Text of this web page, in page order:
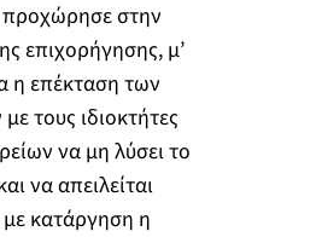
στην
επιχορήγησης, μ’
η επέκταση των
τους ιδιοκτήτες
να μη λύσει το
να απειλείται
με κατάργηση η